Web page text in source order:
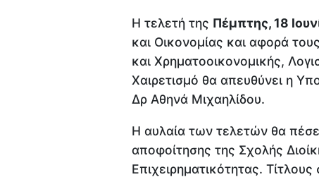
Η τελετή της Πέμπτης, 18
και Οικονομίας και αφορά
και Χρηματοοικονομικής,
Χαιρετισμό θα απευθύνει η
Δρ Αθηνά Μιχαηλίδου.
Η αυλαία των τελετών θα
αποφοίτησης της Σχολής
Επιχειρηματικότητας.